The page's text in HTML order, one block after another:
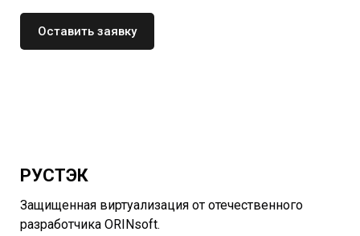
Оставить заявку
РУСТЭК
Защищенная виртуализация от отечественного
разработчика ORINsoft.